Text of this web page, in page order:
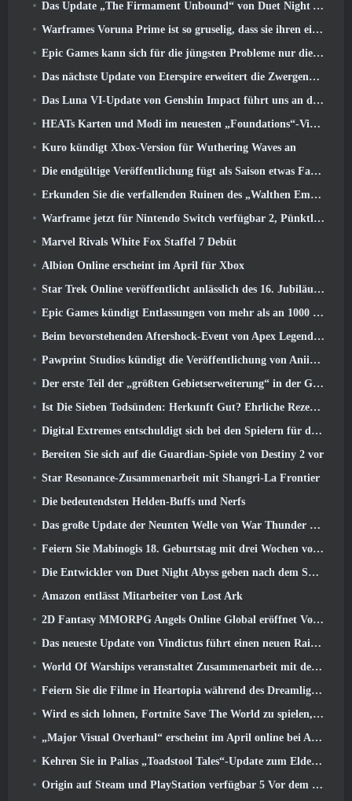
Das Update „The Firmament Unbound“ von Duet Night Abyss schließt die Geschichte von Huaxu ab
Warframes Voruna Prime ist so gruselig, dass sie ihren eigenen Red-Band-Trailer bekommen hat
Epic Games kann sich für die jüngsten Probleme nur die Schuld geben
Das nächste Update von Eterspire erweitert die Zwergenminen und bietet eine vollständige Überarbeitung des Bosskampfs
Das Luna VI-Update von Genshin Impact führt uns an den Ort, von dem Mondstadt immer wieder spricht, den wir aber noch nie gesehen haben
HEATs Karten und Modi im neuesten „Foundations“-Video
Kuro kündigt Xbox-Version für Wuthering Waves an
Die endgültige Veröffentlichung fügt als Saison etwas Fantasie hinzu 10 Startet
Erkunden Sie die verfallenden Ruinen des „Walthen Empire“ im nächsten großen Update von RAVEN2
Warframe jetzt für Nintendo Switch verfügbar 2, Pünktlich zum Start von Shadowgrapher
Marvel Rivals White Fox Staffel 7 Debüt
Albion Online erscheint im April für Xbox
Star Trek Online veröffentlicht anlässlich des 16. Jubiläums eine Minidokumentation über die Ursprünge der Föderation
Epic Games kündigt Entlassungen von mehr als an 1000 Mitarbeiter, Unter Berufung auf „Abschwung im Fortnite-Engagement“
Beim bevorstehenden Aftershock-Event von Apex Legends wird es elektrisierend
Pawprint Studios kündigt die Veröffentlichung von Aniimo für PlayStation an 5 Und der Epic Games Store bei Markteinführungen
Der erste Teil der „größten Gebietserweiterung“ in der Geschichte von RuneScape startet heute
Ist Die Sieben Todsünden: Herkunft Gut? Ehrliche Rezension
Digital Extremes entschuldigt sich bei den Spielern für den durch „schändliche Einladungen“ in Warframe verursachten Stress
Bereiten Sie sich auf die Guardian-Spiele von Destiny 2 vor
Star Resonance-Zusammenarbeit mit Shangri-La Frontier
Die bedeutendsten Helden-Buffs und Nerfs
Das große Update der Neunten Welle von War Thunder verbessert das Aussehen von Seeschlachten mit verbesserter Wasservisualisierung
Feiern Sie Mabinogis 18. Geburtstag mit drei Wochen voller Events und Belohnungen
Die Entwickler von Duet Night Abyss geben nach dem Spiel-Update eine offizielle Stellungnahme zum jüngsten Malware-Vorfall ab
Amazon entlässt Mitarbeiter von Lost Ark
2D Fantasy MMORPG Angels Online Global eröffnet Vorregistrierung
Das neueste Update von Vindictus führt einen neuen Raid ein, bei dem Spieler gegen den Wächter von Caliburn antreten
World Of Warships veranstaltet Zusammenarbeit mit der schwedischen Heavy-Metal-Band Sabaton
Feiern Sie die Filme in Heartopia während des Dreamlight Cinematics Festivals
Wird es sich lohnen, Fortnite Save The World zu spielen, sobald es kostenlos ist??
„Major Visual Overhaul“ erscheint im April online bei Albion
Kehren Sie in Palias „Toadstool Tales“-Update zum Elderwood zurück
Origin auf Steam und PlayStation verfügbar 5 Vor dem März 23 Start